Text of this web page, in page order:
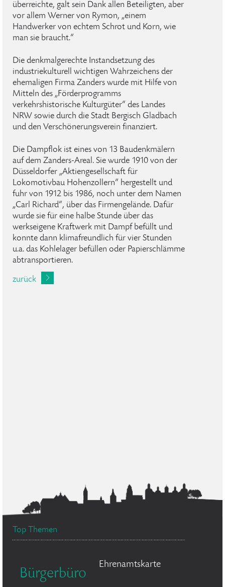
überreichte, galt sein Dank allen Beteiligten, aber
vor allem Werner von Rymon, „einem
Handwerker von echtem Schrot und Korn, wie
man sie braucht.“
Die denkmalgerechte Instandsetzung des
industriekulturell wichtigen Wahrzeichens der
ehemaligen Firma Zanders wurde mit Hilfe von
Mitteln des „Förderprogramms
verkehrshistorische Kulturgüter“ des Landes
NRW sowie durch die Stadt Bergisch Gladbach
und den Verschönerungsverein finanziert.
Die Dampflok ist eines von 13 Baudenkmälern
auf dem Zanders-Areal. Sie wurde 1910 von der
Düsseldorfer „Aktiengesellschaft für
Lokomotivbau Hohenzollern“ hergestellt und
fuhr von 1912 bis 1986, noch unter dem Namen
„Carl Richard“, über das Firmengelände. Dafür
wurde sie für eine halbe Stunde über das
werkseigene Kraftwerk mit Dampf befüllt und
konnte dann klimafreundlich für vier Stunden
u.a. das Kohlelager befüllen oder Papierschlämme
abtransportieren.
zurück
Top Themen
Bürgerbüro
Ehrenamtskarte